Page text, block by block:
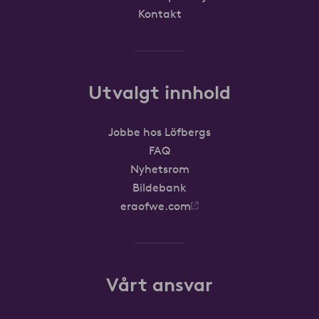
Kontakt
Utvalgt innhold
Jobbe hos Löfbergs
FAQ
Nyhetsrom
Bildebank
eraofwe.com
Vårt ansvar